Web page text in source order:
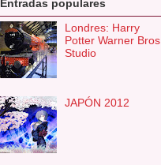
Entradas populares
Londres: Harry
Potter Warner Bros
Studio
JAPÓN 2012